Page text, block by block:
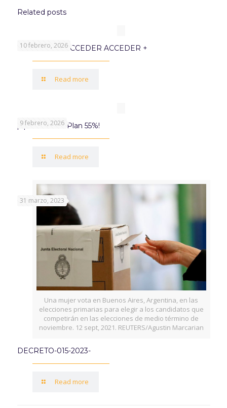
Related posts
10 febrero, 2026
PROGRAMA ACCEDER ACCEDER +
Read more
9 febrero, 2026
¡Aprovechá el Plan 55%!
Read more
Una mujer vota en Buenos Aires, Argentina, en las
elecciones primarias para elegir a los candidatos que
competirán en las elecciones de medio término de
noviembre. 12 sept, 2021. REUTERS/Agustin Marcarian
31 marzo, 2023
DECRETO-015-2023-
Read more